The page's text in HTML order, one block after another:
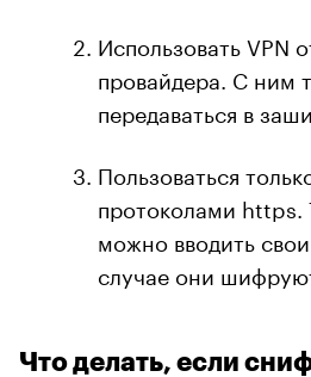
Использовать VPN
провайдера. С ним
передаваться в
Пользоваться
протоколами https.
можно вводить
случае они
Что делать, если